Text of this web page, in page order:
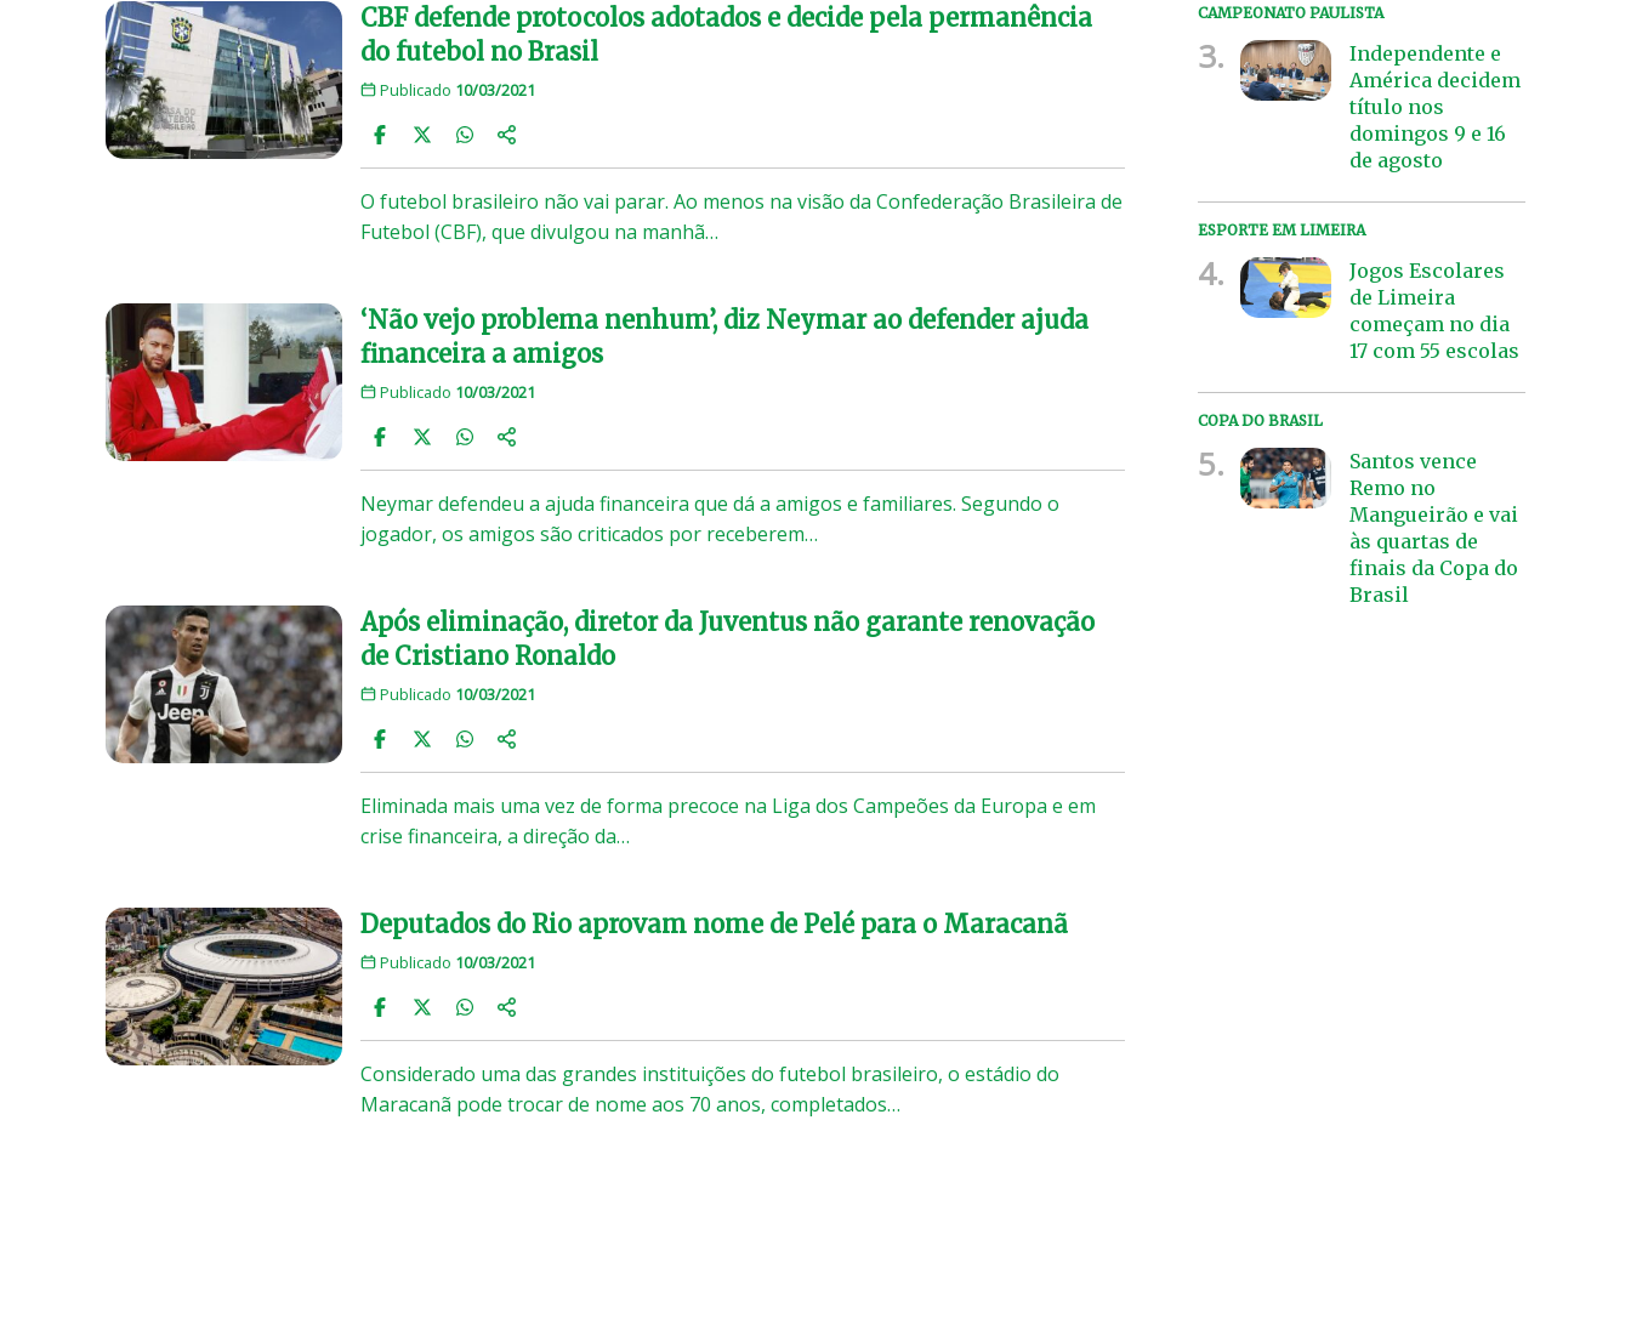
CBF defende protocolos adotados e decide pela permanência
do futebol no Brasil
Publicado 10/03/2021
O futebol brasileiro não vai parar. Ao menos na visão da Confederação Brasileira de
Futebol (CBF), que divulgou na manhã…
‘Não vejo problema nenhum’, diz Neymar ao defender ajuda
financeira a amigos
Publicado 10/03/2021
Neymar defendeu a ajuda financeira que dá a amigos e familiares. Segundo o
jogador, os amigos são criticados por receberem…
Após eliminação, diretor da Juventus não garante renovação
de Cristiano Ronaldo
Publicado 10/03/2021
Eliminada mais uma vez de forma precoce na Liga dos Campeões da Europa e em
crise financeira, a direção da…
Deputados do Rio aprovam nome de Pelé para o Maracanã
Publicado 10/03/2021
Considerado uma das grandes instituições do futebol brasileiro, o estádio do
Maracanã pode trocar de nome aos 70 anos, completados…
CAMPEONATO PAULISTA
3.
Independente e
América decidem
título nos
domingos 9 e 16
de agosto
ESPORTE EM LIMEIRA
4.
Jogos Escolares
de Limeira
começam no dia
17 com 55 escolas
COPA DO BRASIL
5.
Santos vence
Remo no
Mangueirão e vai
às quartas de
finais da Copa do
Brasil